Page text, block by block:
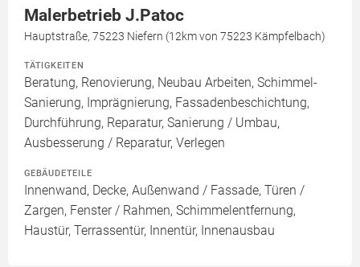
Malerbetrieb J.Patoc
Hauptstraße, 75223 Niefern (12km von 75223 Kämpfelbach)
TÄTIGKEITEN
Beratung, Renovierung, Neubau Arbeiten, Schimmel-
Sanierung, Imprägnierung, Fassadenbeschichtung,
Durchführung, Reparatur, Sanierung / Umbau,
Ausbesserung / Reparatur, Verlegen
GEBÄUDETEILE
Innenwand, Decke, Außenwand / Fassade, Türen /
Zargen, Fenster / Rahmen, Schimmelentfernung,
Haustür, Terrassentür, Innentür, Innenausbau